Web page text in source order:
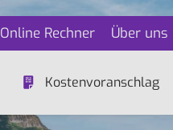
Online Rechner Über uns
Kostenvoranschlag